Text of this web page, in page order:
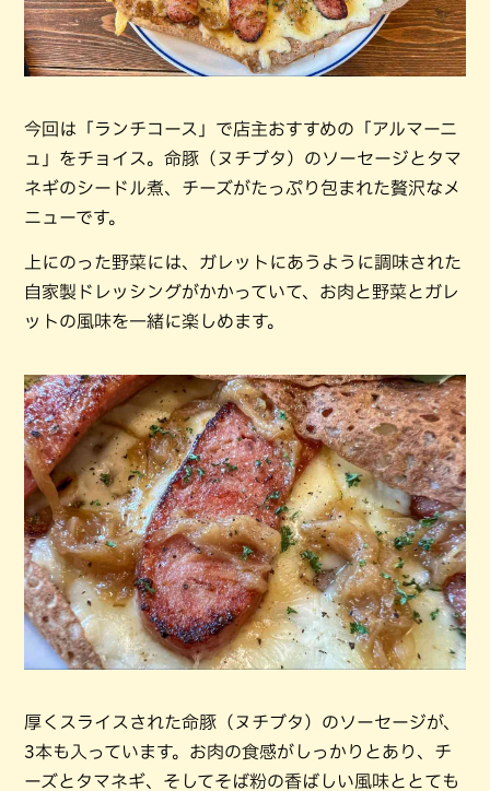
今回は「ランチコース」で店主おすすめの「アルマーニ
ュ」をチョイス。命豚（ヌチブタ）のソーセージとタマ
ネギのシードル煮、チーズがたっぷり包まれた贅沢なメ
ニューです。
上にのった野菜には、ガレットにあうように調味された
自家製ドレッシングがかかっていて、お肉と野菜とガレ
ットの風味を一緒に楽しめます。
厚くスライスされた命豚（ヌチブタ）のソーセージが、
3本も入っています。お肉の食感がしっかりとあり、チ
ーズとタマネギ、そしてそば粉の香ばしい風味ととても